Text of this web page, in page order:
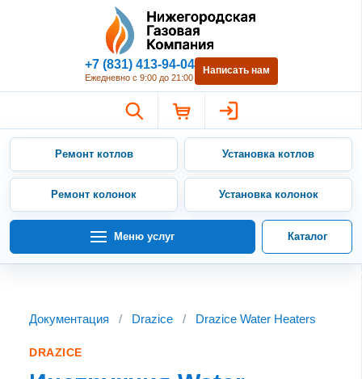
Нижегородская Газовая
+7 (831) 413-94-04
Ежедневно с 9:00 до 21:00
Написать нам
Ремонт котлов Установка котлов
Ремонт колонок Установка колонок
Меню услуг Каталог
Документация / Drazice / Drazice Water Heaters
DRAZICE